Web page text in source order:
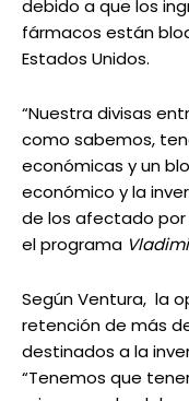
debido a que los
fármacos están
Estados Unidos.
“Nuestra divisas
como sabemos,
económicas y un
económico y la
de los afectado por
el programa
Según Ventura, la
retención de más
destinados a la
“Tenemos que